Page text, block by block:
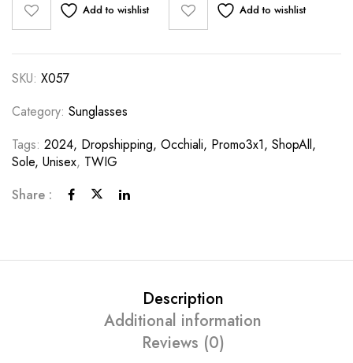
Add to wishlist Add to wishlist
SKU: X057
Category: Sunglasses
Tags: 2024, Dropshipping, Occhiali, Promo3x1, ShopAll,
Sole, Unisex, TWIG
Share :
Description
Additional information
Reviews (0)